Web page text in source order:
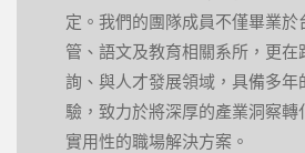
定。我們的團隊成員不僅畢業於
管、語文及教育相關系所，更在
詢、與人才發展領域，具備多年
驗，致力於將深厚的產業洞察轉
實用性的職場解決方案。